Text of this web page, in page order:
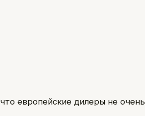
европейские дилеры не очень